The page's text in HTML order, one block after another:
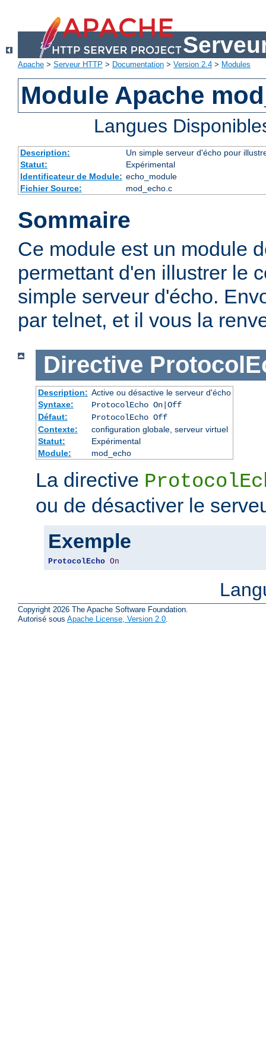
Apache > Serveur HTTP > Documentation > Version 2.4 > Modules
Module Apache
Langues
Description:
Un simple serveur d'écho pour
Statut:
Expérimental
Identificateur de Module: echo_module
Fichier Source:
mod_echo.c
Sommaire
Ce module est un module
permettant d'en illustrer le
simple serveur d'écho.
par telnet, et il vous la
Directive
Description: Active ou désactive le serveur d'écho
Syntaxe:
ProtocolEcho On|Off
Défaut:
ProtocolEcho Off
Contexte:
configuration globale, serveur virtuel
Statut:
Expérimental
Module:
mod_echo
La directive
ou de désactiver le
Exemple
ProtocolEcho On
Copyright 2026 The Apache Software Foundation.
Autorisé sous Apache License, Version 2.0.